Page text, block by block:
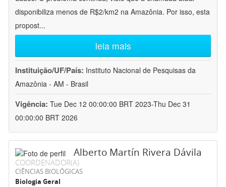
disponibiliza menos de R$2/km2 na Amazônia. Por isso, esta
propost...
leia mais
Instituição/UF/País: Instituto Nacional de Pesquisas da
Amazônia - AM - Brasil
Vigência: Tue Dec 12 00:00:00 BRT 2023-Thu Dec 31
00:00:00 BRT 2026
Alberto Martín Rivera Dávila
COORDENADOR(A)
CIÊNCIAS BIOLÓGICAS
Biologia Geral